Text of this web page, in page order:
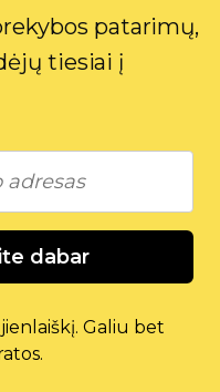
patarimų,
tiesiai į
dabar
Galiu bet